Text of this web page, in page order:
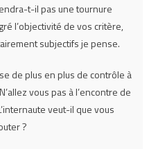
t-il pas une tournure
l’objectivité de vos critère,
subjectifs je pense.
de plus en plus de contrôle à
vous pas à l’encontre de
veut-il que vous
?